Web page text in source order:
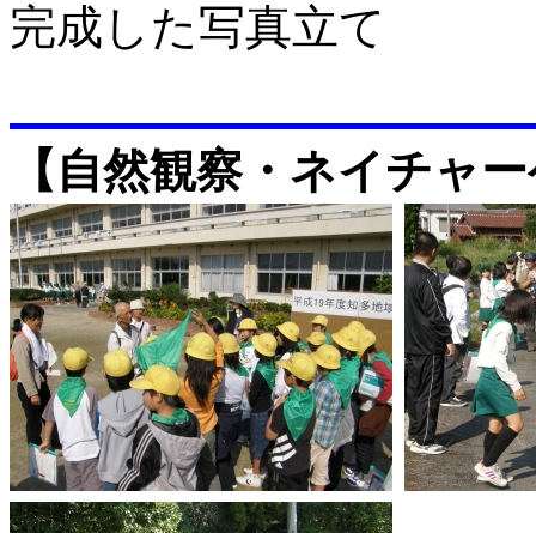
完成した写真立て
【自然観察・ネイチャ